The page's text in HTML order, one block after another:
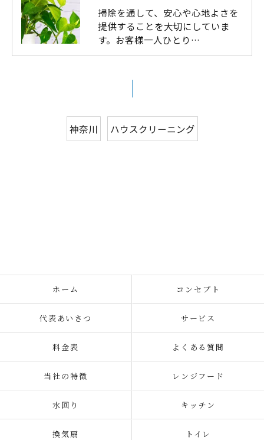
掃除を通して、安心や心地よさを
提供することを大切にしていま
す。お客様一人ひとり…
神奈川 ハウスクリーニング
ホーム コンセプト
代表あいさつ サービス
料金表 よくある質問
当社の特徴 レンジフード
水回り キッチン
換気扇 トイレ